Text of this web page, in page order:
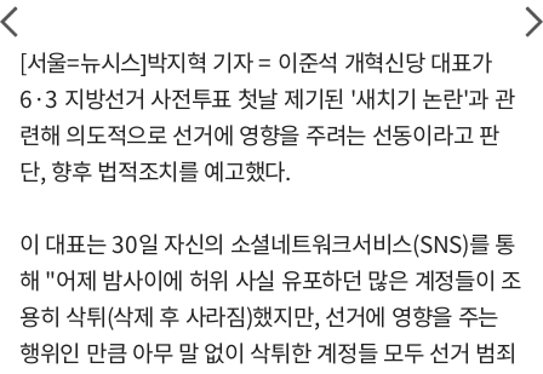
[서울=뉴시스]박지혁 기자 = 이준석 개혁신당 대표가
6·3 지방선거 사전투표 첫날 제기된 '새치기 논란'과 관
련해 의도적으로 선거에 영향을 주려는 선동이라고 판
단, 향후 법적조치를 예고했다.
이 대표는 30일 자신의 소셜네트워크서비스(SNS)를 통
해 "어제 밤사이에 허위 사실 유포하던 많은 계정들이 조
용히 삭튀(삭제 후 사라짐)했지만, 선거에 영향을 주는
행위인 만큼 아무 말 없이 삭튀한 계정들 모두 선거 범죄